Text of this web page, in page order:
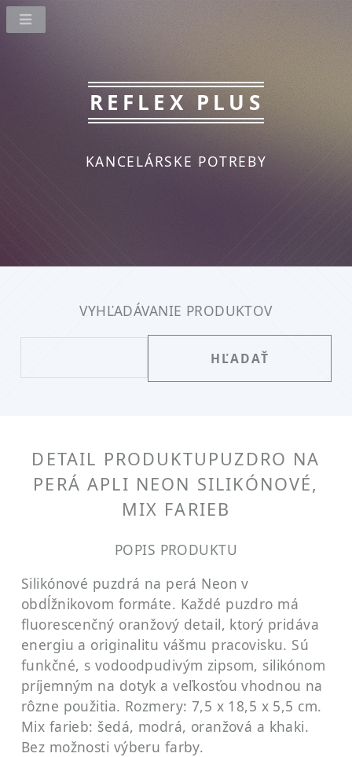
REFLEX PLUS
KANCELÁRSKE POTREBY
VYHĽADÁVANIE PRODUKTOV
DETAIL PRODUKTU PUZDRO NA
PERÁ APLI NEON SILIKÓNOVÉ,
MIX FARIEB
POPIS PRODUKTU
Silikónové puzdrá na perá Neon v
obdĺžnikovom formáte. Každé puzdro má
fluorescenčný oranžový detail, ktorý pridáva
energiu a originalitu vášmu pracovisku. Sú
funkčné, s vodoodpudivým zipsom, silikónom
príjemným na dotyk a veľkosťou vhodnou na
rôzne použitia. Rozmery: 7,5 x 18,5 x 5,5 cm.
Mix farieb: šedá, modrá, oranžová a khaki.
Bez možnosti výberu farby.